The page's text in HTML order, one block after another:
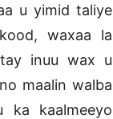
u yimid taliye
waxaa la
inuu wax u
maalin walba
ka kaalmeeyo